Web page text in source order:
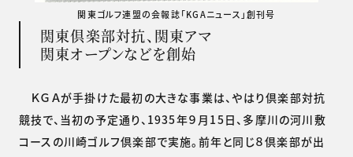
関東ゴルフ連盟の会報誌「KGAニュース」創刊号
関東倶楽部対抗、関東アマ
関東オープンなどを創始
ＫＧＡが手掛けた最初の大きな事業は、やはり倶楽部対抗
競技で、当初の予定通り、1935年９月15日、多摩川の河川敷
コースの川崎ゴルフ倶楽部で実施。前年と同じ８倶楽部が出